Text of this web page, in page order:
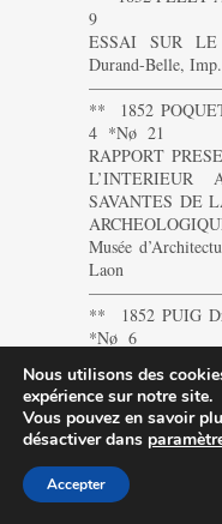
9
ESSAI SUR
Durand-Belle,
** 1852
4 *Nø 21
RAPPORT
L’INTERIEUR
SAVANTES DE
Musée
Laon
** 1852 PUIG
*Nø 6
MEDICALES
ALCALINES
RECUEILLIES
Perpignan Region
Nous utilisons des
expérience sur notre site.
Vous pouvez en savoir
désactiver dans
Accepter